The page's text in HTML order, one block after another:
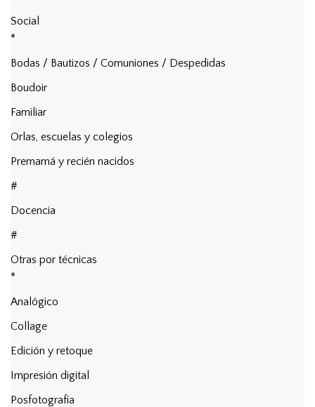
Social
*
Bodas / Bautizos / Comuniones / Despedidas
Boudoir
Familiar
Orlas, escuelas y colegios
Premamá y recién nacidos
#
Docencia
#
Otras por técnicas
*
Analógico
Collage
Edición y retoque
Impresión digital
Posfotografía